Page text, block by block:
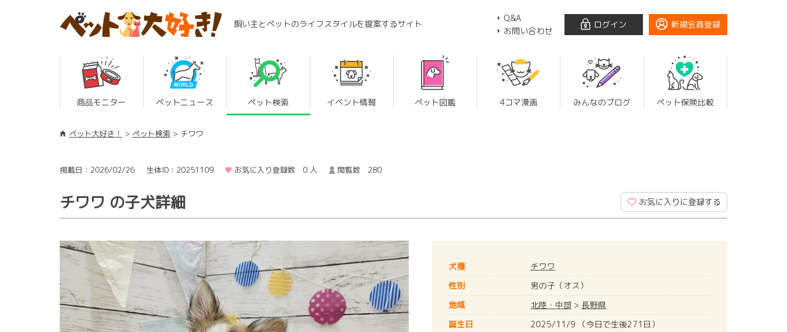
飼い主とペットのライフスタイルを提案するサイト
Q&A
お問い合わせ
ログイン 新規会員登録
商品モニター ペットニュース ペット検索 イベント情報 ペット図鑑 4コマ漫画 みんなのブログ ペット保険比較
ペット大好き！ ペット検索 チワワ
掲載日：2026/02/26 生体ID：20251109 お気に入り登録数 0 人 閲覧数 280
チワワ の子犬詳細 お気に入りに登録する
犬種
チワワ
性別
男の子（オス）
地域
北陸・中部 > 長野県
誕生日
2025/11/9 （今日で生後271日）